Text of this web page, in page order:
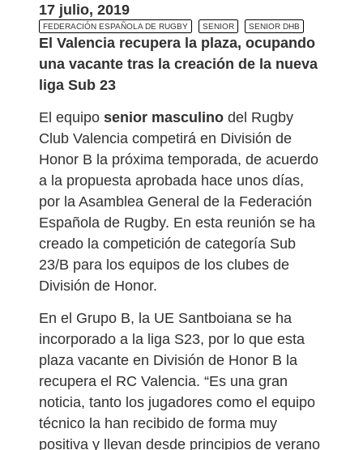
17 julio, 2019
FEDERACIÓN ESPAÑOLA DE RUGBY SENIOR SENIOR DHB
El Valencia recupera la plaza, ocupando
una vacante tras la creación de la nueva
liga Sub 23
El equipo senior masculino del Rugby
Club Valencia competirá en División de
Honor B la próxima temporada, de acuerdo
a la propuesta aprobada hace unos días,
por la Asamblea General de la Federación
Española de Rugby. En esta reunión se ha
creado la competición de categoría Sub
23/B para los equipos de los clubes de
División de Honor.
En el Grupo B, la UE Santboiana se ha
incorporado a la liga S23, por lo que esta
plaza vacante en División de Honor B la
recupera el RC Valencia. “Es una gran
noticia, tanto los jugadores como el equipo
técnico la han recibido de forma muy
positiva y llevan desde principios de verano